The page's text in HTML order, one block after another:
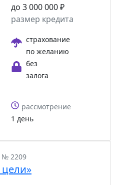
до 3 000 000 ₽
размер кредита
страхование
по желанию
без
залога
рассмотрение
1 день
2209